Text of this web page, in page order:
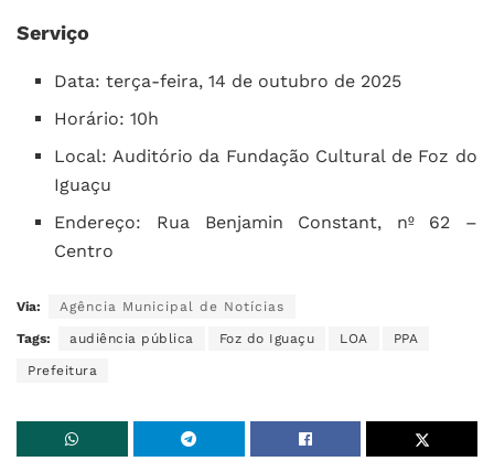
Serviço
Data: terça-feira, 14 de outubro de 2025
Horário: 10h
Local: Auditório da Fundação Cultural de Foz do
Iguaçu
Endereço: Rua Benjamin Constant, nº 62 –
Centro
Via: Agência Municipal de Notícias
Tags: audiência pública Foz do Iguaçu LOA PPA
Prefeitura